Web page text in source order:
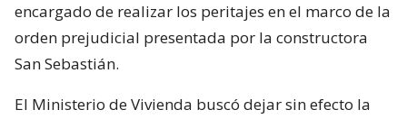
encargado de realizar los peritajes en el marco de la
orden prejudicial presentada por la constructora
San Sebastián.
El Ministerio de Vivienda buscó dejar sin efecto la